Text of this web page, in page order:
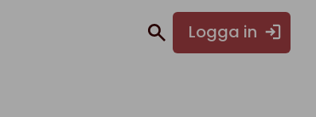
Logga in